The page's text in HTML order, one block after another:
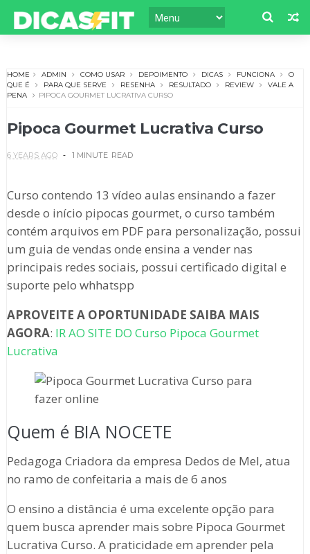
HOME ADMIN COMO USAR DEPOIMENTO DICAS FUNCIONA
O
QUE É
PARA QUE SERVE RESENHA RESULTADO REVIEW
VALE A
PENA
PIPOCA GOURMET LUCRATIVA CURSO
Pipoca Gourmet Lucrativa Curso
6 YEARS AGO 1 MINUTE READ
Curso contendo 13 vídeo aulas ensinando a fazer
desde o início pipocas gourmet, o curso também
contém arquivos em PDF para personalização, possui
um guia de vendas onde ensina a vender nas
principais redes sociais, possui certificado digital e
suporte pelo whhatspp
APROVEITE A OPORTUNIDADE SAIBA MAIS
AGORA: IR AO SITE DO Curso Pipoca Gourmet
Lucrativa
Quem é BIA NOCETE
Pedagoga Criadora da empresa Dedos de Mel, atua
no ramo de confeitaria a mais de 6 anos
O ensino a distância é uma excelente opção para
quem busca aprender mais sobre Pipoca Gourmet
Lucrativa Curso. A praticidade em aprender pela